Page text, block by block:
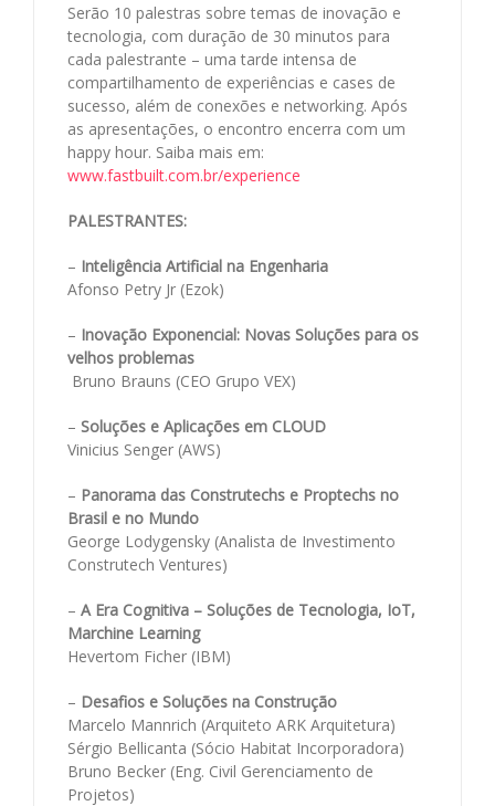
Serão 10 palestras sobre temas de inovação e
tecnologia, com duração de 30 minutos para
cada palestrante – uma tarde intensa de
compartilhamento de experiências e cases de
sucesso, além de conexões e networking. Após
as apresentações, o encontro encerra com um
happy hour. Saiba mais em:
www.fastbuilt.com.br/experience
PALESTRANTES:
– Inteligência Artificial na Engenharia
Afonso Petry Jr (Ezok)
– Inovação Exponencial: Novas Soluções para os
velhos problemas
Bruno Brauns (CEO Grupo VEX)
– Soluções e Aplicações em CLOUD
Vinicius Senger (AWS)
– Panorama das Construtechs e Proptechs no
Brasil e no Mundo
George Lodygensky (Analista de Investimento
Construtech Ventures)
– A Era Cognitiva – Soluções de Tecnologia, IoT,
Marchine Learning
Hevertom Ficher (IBM)
– Desafios e Soluções na Construção
Marcelo Mannrich (Arquiteto ARK Arquitetura)
Sérgio Bellicanta (Sócio Habitat Incorporadora)
Bruno Becker (Eng. Civil Gerenciamento de
Projetos)